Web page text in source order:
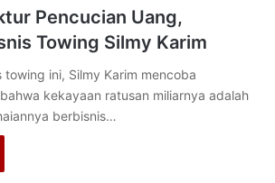
Pencucian Uang,
Towing Silmy Karim
towing ini, Silmy Karim mencoba
kekayaan ratusan miliarnya adalah
berbisnis…